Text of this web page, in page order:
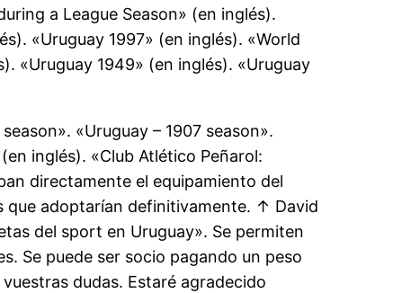
a League Season» (en inglés).
«Uruguay 1997» (en inglés). «World
«Uruguay 1949» (en inglés). «Uruguay
«Uruguay – 1907 season».
inglés). «Club Atlético Peñarol:
directamente el equipamiento del
que adoptarían definitivamente. ↑ David
del sport en Uruguay». Se permiten
Se puede ser socio pagando un peso
dudas. Estaré agradecido